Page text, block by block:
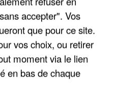
LE TRAC"
PAS DES PARENTS
accepter". Vos
que pour ce site.
vos choix, ou retirer
moment via le lien
en bas de chaque